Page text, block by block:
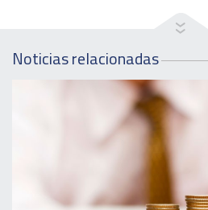
Noticias relacionadas